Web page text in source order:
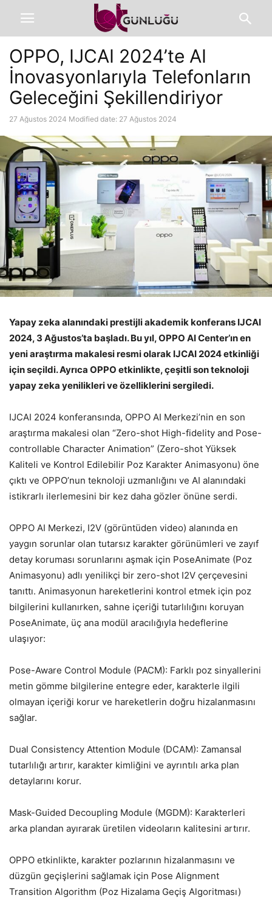
OPPO, IJCAI 2024’te AI
İnovasyonlarıyla Telefonların
Geleceğini Şekillendiriyor
27 Ağustos 2024 Modified date: 27 Ağustos 2024
Yapay zeka alanındaki prestijli akademik konferans IJCAI
2024, 3 Ağustos’ta başladı. Bu yıl, OPPO AI Center’ın en
yeni araştırma makalesi resmi olarak IJCAI 2024 etkinliği
için seçildi. Ayrıca OPPO etkinlikte, çeşitli son teknoloji
yapay zeka yenilikleri ve özelliklerini sergiledi.
IJCAI 2024 konferansında, OPPO AI Merkezi’nin en son
araştırma makalesi olan “Zero-shot High-fidelity and Pose-
controllable Character Animation” (Zero-shot Yüksek
Kaliteli ve Kontrol Edilebilir Poz Karakter Animasyonu) öne
çıktı ve OPPO’nun teknoloji uzmanlığını ve AI alanındaki
istikrarlı ilerlemesini bir kez daha gözler önüne serdi.
OPPO AI Merkezi, I2V (görüntüden video) alanında en
yaygın sorunlar olan tutarsız karakter görünümleri ve zayıf
detay koruması sorunlarını aşmak için PoseAnimate (Poz
Animasyonu) adlı yenilikçi bir zero-shot I2V çerçevesini
tanıttı. Animasyonun hareketlerini kontrol etmek için poz
bilgilerini kullanırken, sahne içeriği tutarlılığını koruyan
PoseAnimate, üç ana modül aracılığıyla hedeflerine
ulaşıyor:
Pose-Aware Control Module (PACM): Farklı poz sinyallerini
metin gömme bilgilerine entegre eder, karakterle ilgili
olmayan içeriği korur ve hareketlerin doğru hizalanmasını
sağlar.
Dual Consistency Attention Module (DCAM): Zamansal
tutarlılığı artırır, karakter kimliğini ve ayrıntılı arka plan
detaylarını korur.
Mask-Guided Decoupling Module (MGDM): Karakterleri
arka plandan ayırarak üretilen videoların kalitesini artırır.
OPPO etkinlikte, karakter pozlarının hizalanmasını ve
düzgün geçişlerini sağlamak için Pose Alignment
Transition Algorithm (Poz Hizalama Geçiş Algoritması)